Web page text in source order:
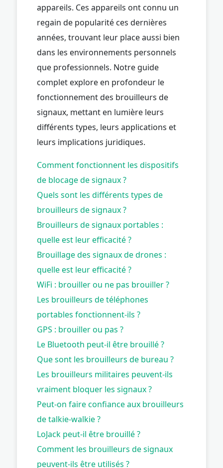
appareils. Ces appareils ont connu un
regain de popularité ces dernières
années, trouvant leur place aussi bien
dans les environnements personnels
que professionnels. Notre guide
complet explore en profondeur le
fonctionnement des brouilleurs de
signaux, mettant en lumière leurs
différents types, leurs applications et
leurs implications juridiques.
Comment fonctionnent les dispositifs
de blocage de signaux ?
Quels sont les différents types de
brouilleurs de signaux ?
Brouilleurs de signaux portables :
quelle est leur efficacité ?
Brouillage des signaux de drones :
quelle est leur efficacité ?
WiFi : brouiller ou ne pas brouiller ?
Les brouilleurs de téléphones
portables fonctionnent-ils ?
GPS : brouiller ou pas ?
Le Bluetooth peut-il être brouillé ?
Que sont les brouilleurs de bureau ?
Les brouilleurs militaires peuvent-ils
vraiment bloquer les signaux ?
Peut-on faire confiance aux brouilleurs
de talkie-walkie ?
LoJack peut-il être brouillé ?
Comment les brouilleurs de signaux
peuvent-ils être utilisés ?